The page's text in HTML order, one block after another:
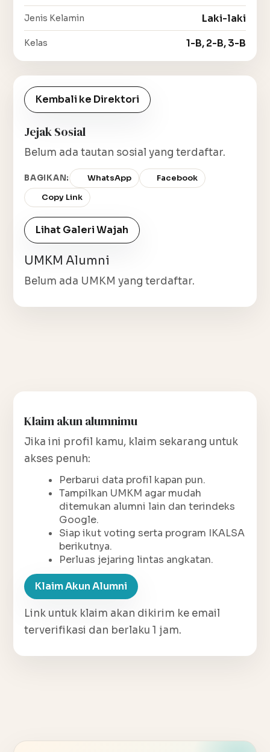
Jenis Kelamin Laki-laki
Kelas 1-B, 2-B, 3-B
Kembali ke Direktori
Jejak Sosial
Belum ada tautan sosial yang terdaftar.
BAGIKAN: WhatsApp
Facebook
Copy Link
Lihat Galeri Wajah
UMKM Alumni
Belum ada UMKM yang terdaftar.
Klaim akun alumnimu
Jika ini profil kamu, klaim sekarang untuk
akses penuh:
Perbarui data profil kapan pun.
Tampilkan UMKM agar mudah
ditemukan alumni lain dan terindeks
Google.
Siap ikut voting serta program IKALSA
berikutnya.
Perluas jejaring lintas angkatan.
Klaim Akun Alumni
Link untuk klaim akan dikirim ke email
terverifikasi dan berlaku 1 jam.